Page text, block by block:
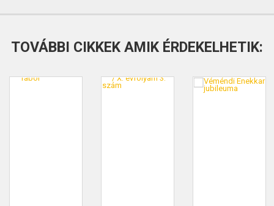
TOVÁBBI CIKKEK AMIK ÉRDEKELHETIK: